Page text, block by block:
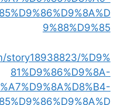
9%88%D9%85
story18938823/%D9%
81%D9%86%D9%8A-